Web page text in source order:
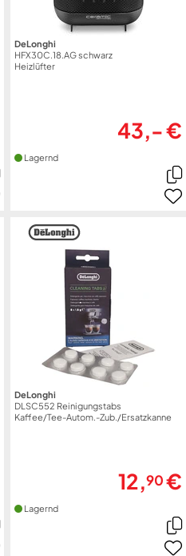
DeLonghi
HFX30C.18.AG schwarz
Heizlüfter
43,- €
Lagernd
DeLonghi
DLSC552 Reinigungstabs
Kaffee/Tee-Autom.-Zub./Ersatzkanne
12,90€
Lagernd